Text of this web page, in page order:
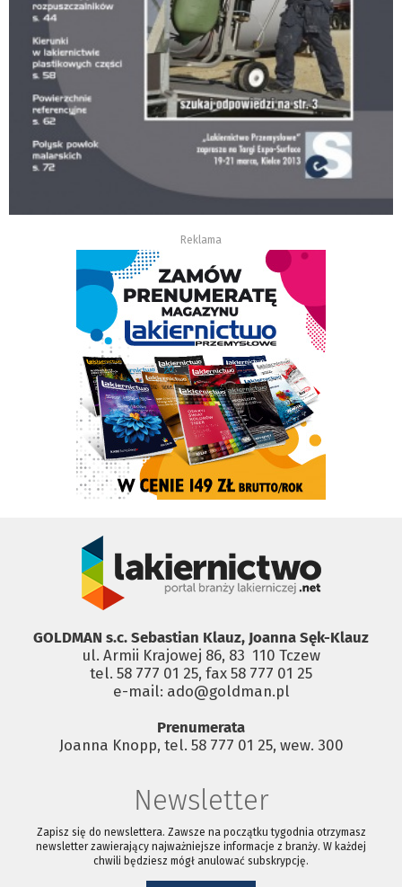
Reklama
GOLDMAN s.c. Sebastian Klauz, Joanna Sęk-Klauz
ul. Armii Krajowej 86, 83 ­ 110 Tczew
tel. 58 777 01 25, fax 58 777 01 25
e-mail: ado@goldman.pl
Prenumerata
Joanna Knopp, tel. 58 777 01 25, wew. 300
Newsletter
Zapisz się do newslettera. Zawsze na początku tygodnia otrzymasz
newsletter zawierający najważniejsze informacje z branży. W każdej
chwili będziesz mógł anulować subskrypcję.